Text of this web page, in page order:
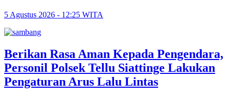
5 Agustus 2026 - 12:25 WITA
Berikan Rasa Aman Kepada Pengendara,
Personil Polsek Tellu Siattinge Lakukan
Pengaturan Arus Lalu Lintas